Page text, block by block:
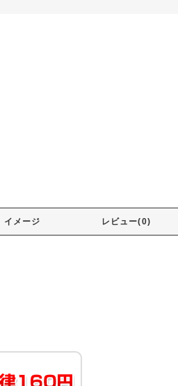
イメージ レビュー(0)